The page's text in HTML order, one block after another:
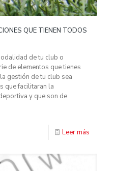
QUE TIENEN TODOS
de tu club o
de elementos que tienes
gestión de tu club sea
que facilitaran la
y que son de
Leer más